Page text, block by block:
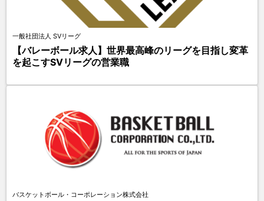
一般社団法人 SVリーグ
【バレーボール求人】世界最高峰のリーグを目指し変革
を起こすSVリーグの営業職
バスケットボール・コーポレーション株式会社